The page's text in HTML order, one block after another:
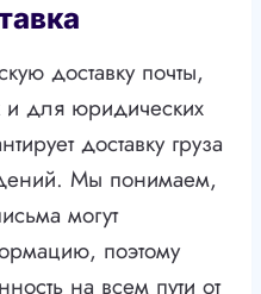
доставку почты,
и для юридических
доставку груза
Мы понимаем,
могут
поэтому
на всем пути от